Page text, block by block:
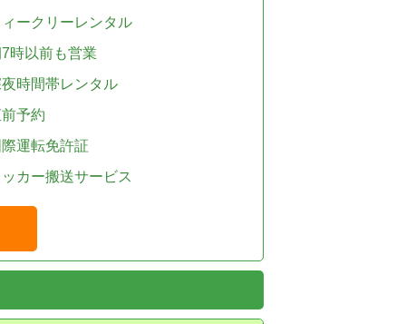
ークリーレンタル
時以前も営業
時間帯レンタル
予約
運転免許証
カー搬送サービス